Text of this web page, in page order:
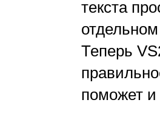
текста
Теперь
поможет и